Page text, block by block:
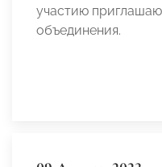
участию
объединения.